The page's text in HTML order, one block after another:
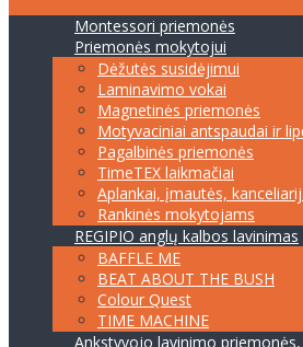
Montessori priemonės
Priemonės mokytojui
Dėžutės susidėjimui
Laminavimo vokai
Magnetinės priemonės
Motyvaciniai antspaudai ir
Pagalbinės priemonės
TimeTEX laikmačiai
Aplankai, įmautės,
Rankinės mokytojams
REGIPIO anglų kalbos lavinimas
BAFFLE ME
BEAT ABOUT THE BUSH
Colour Quest
TIME MACHINE
Ankstyvojo lavinimo priemonės,